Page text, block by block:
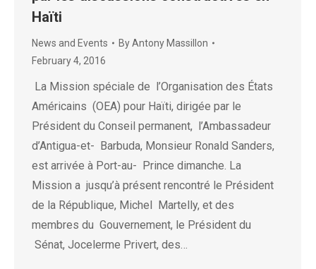
Haïti
News and Events ByAntony Massillon
February 4, 2016
La Mission spéciale de l’Organisation des États
Américains (OEA) pour Haïti, dirigée par le
Président du Conseil permanent, l’Ambassadeur
d’Antigua-et- Barbuda, Monsieur Ronald Sanders,
est arrivée à Port-au- Prince dimanche. La
Mission a jusqu’à présent rencontré le Président
de la République, Michel Martelly, et des
membres du Gouvernement, le Président du
Sénat, Jocelerme Privert, des…